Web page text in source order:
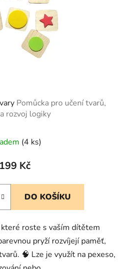
Pomůcka pro učení tvarů,
rozvoj logiky
(4 ks)
199 Kč
DO KOŠÍKU
roste s vaším dítětem
pryží rozvíjejí paměť,
🧠 Lze je využít na pexeso,